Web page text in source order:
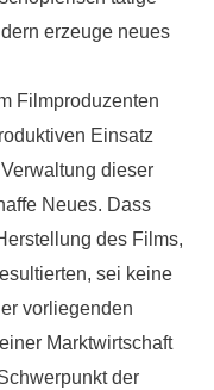
erzeuge neues
Filmproduzenten
Einsatz
dieser
Neues. Dass
des Films,
sei keine
vorliegenden
Marktwirtschaft
der